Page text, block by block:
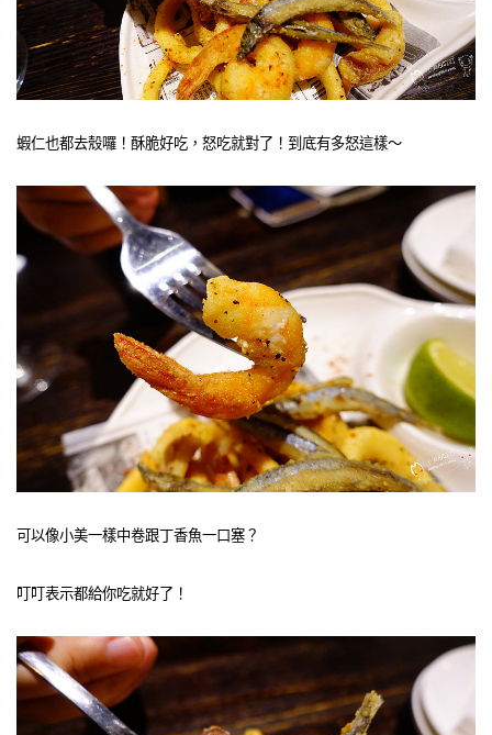
蝦仁也都去殼囉！酥脆好吃，怒吃就對了！到底有多怒這樣～
可以像小美一樣中卷跟丁香魚一口塞？
叮叮表示都給你吃就好了！